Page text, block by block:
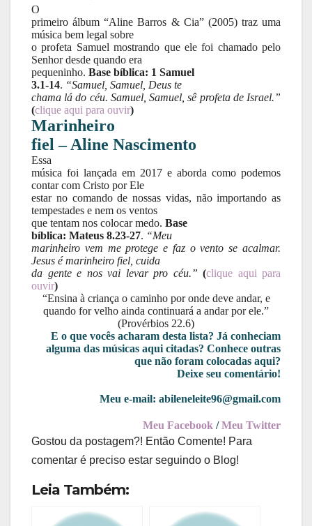
O
primeiro álbum “Aline Barros & Cia” (2005) traz uma
música bem legal sobre
o profeta Samuel mostrando que ele foi chamado pelo
Senhor desde quando era
pequeninho. Base bíblica: 1 Samuel
3.1-14. “Samuel, Samuel, Deus te
chama lá do céu. Samuel, Samuel, sê profeta de Israel.”
(clique aqui para ouvir)
Marinheiro
fiel – Aline Nascimento
Essa
música foi lançada em 2017 e aborda como podemos
contar com Cristo por Ele
estar no comando de nossas vidas, não importando as
tempestades e nem os ventos
que tentam nos colocar medo. Base
bíblica: Mateus 8.23-27. “Meu
marinheiro vem me protege e faz o vento se acalmar.
Jesus é marinheiro fiel, cuida
da gente e nos vai levar pro céu.” (clique aqui para
ouvir)
“Ensina à criança o caminho por onde deve andar, e
quando for velho ainda continuará a andar por ele.”
(Provérbios 22.6)
E o que vocês acharam desta lista? Já conheciam
alguma das músicas aqui citadas? Conhece outras
que não foram colocadas aqui?
Deixe seu comentário!
Meu e-mail: abileneleite96@gmail.com
Meu Facebook /Meu Twitter
Gostou da postagem?! Então Comente! Para
comentar é preciso estar seguindo o Blog!
Leia Também: